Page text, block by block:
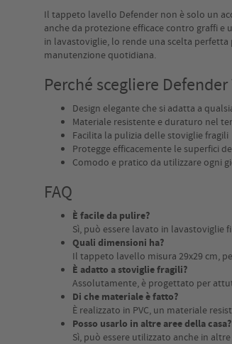
Il tappeto lavello Defender non è solo un
anche da protezione efficace contro graffi
in lavastoviglie, lo rende una scelta
manutenzione quotidiana.
Perché scegliere
Design elegante che si adatta a
Materiale resistente e duraturo nel
Facilita la pulizia delle stoviglie fragili
Protegge efficacemente le superfici
Comodo e pratico da utilizzare ogni
FAQ
È facile da pulire?
Sì, può essere lavato in lavastoviglie
Quali dimensioni ha?
Il tappeto lavello misura 29x29 cm,
È adatto a stoviglie fragili?
Assolutamente, è progettato per
Di che materiale è fatto?
È realizzato in PVC, un materiale
Posso usarlo in altre aree della casa?
Sì, può essere utilizzato anche in